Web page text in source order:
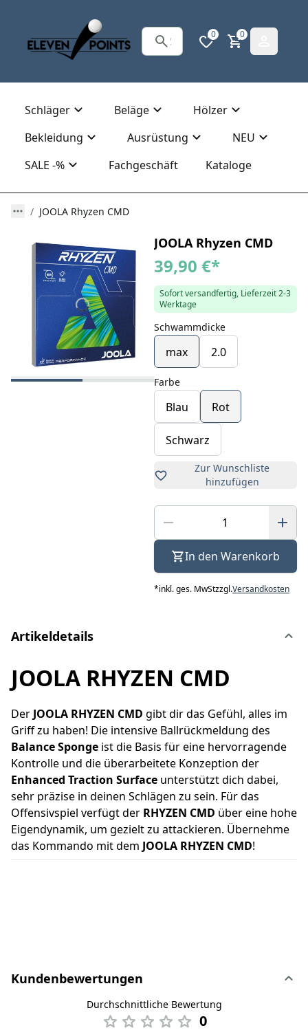
0 0
Schläger Beläge
Hölzer
Bekleidung
Ausrüstung
NEU
SALE -%
Fachgeschäft Kataloge
JOOLA Rhyzen CMD
JOOLA Rhyzen CMD
39,90 €*
Sofort versandfertig, Lieferzeit 2-3
Werktage
Schwammdicke
max 2.0
Farbe
Blau Rot
Schwarz
Zur Wunschliste
hinzufügen
In den Warenkorb
*inkl. ges. MwStzzgl.Versandkosten
Artikeldetails
JOOLA RHYZEN CMD
Der JOOLA RHYZEN CMD gibt dir das Gefühl, alles im
Griff zu haben! Die intensive Ballrückmeldung des
Balance Sponge ist die Basis für eine hervorragende
Kontrolle und die überarbeitete Konzeption der
Enhanced Traction Surface unterstützt dich dabei,
sehr präzise in deinen Schlägen zu sein. Für das
Offensivspiel verfügt der RHYZEN CMD über eine hohe
Eigendynamik, um gezielt zu attackieren. Übernehme
das Kommando mit dem JOOLA RHYZEN CMD!
Kundenbewertungen
Durchschnittliche Bewertung
0